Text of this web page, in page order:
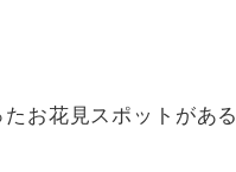
お花見スポットがある